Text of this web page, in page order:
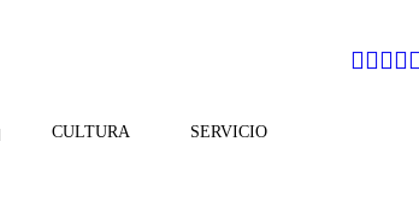
CULTURA SERVICIO